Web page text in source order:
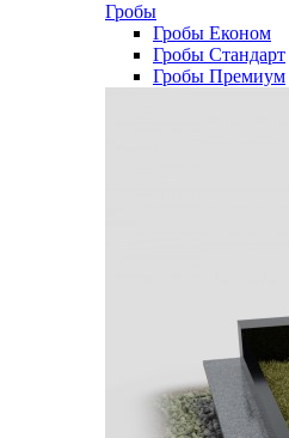
Гробы
Гробы Економ
Гробы Стандарт
Гробы Премиум